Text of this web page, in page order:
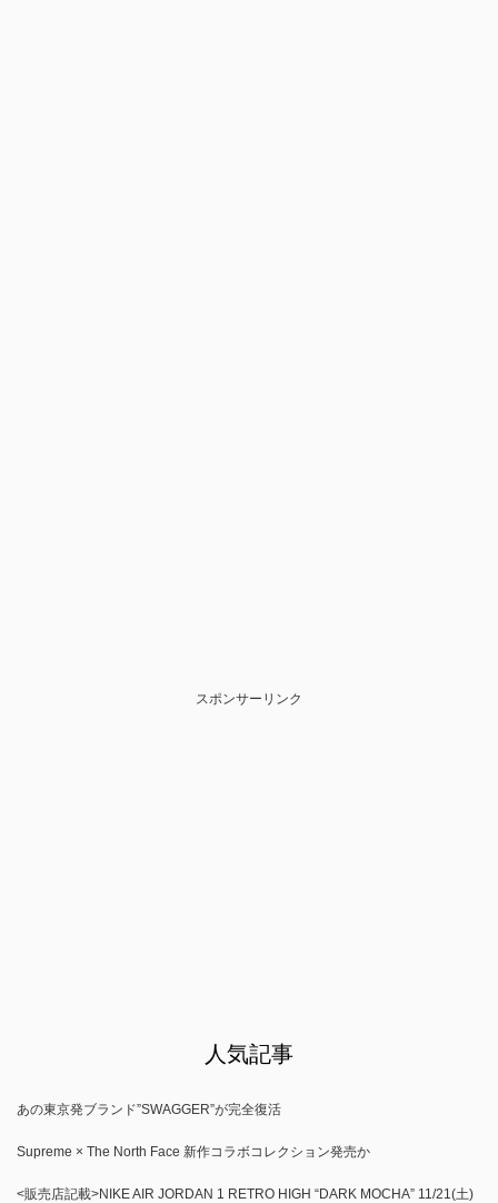
スポンサーリンク
人気記事
あの東京発ブランド”SWAGGER”が完全復活
Supreme × The North Face 新作コラボコレクション発売か
<販売店記載>NIKE AIR JORDAN 1 RETRO HIGH “DARK MOCHA” 11/21(土)